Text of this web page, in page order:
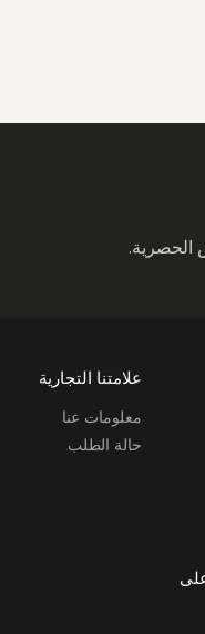
الحصرية.
علامتنا التجارية
معلومات عنا
حالة الطلب